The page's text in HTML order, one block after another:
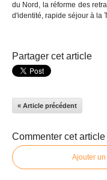
du Nord, la réforme des
d'identité, rapide séjour à la
Partager cet article
« Article précédent
Commenter cet article
Ajouter